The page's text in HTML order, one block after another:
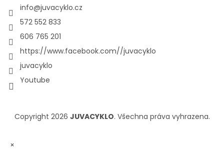
info@juvacyklo.cz
572 552 833
606 765 201
https://www.facebook.com//juvacyklo
juvacyklo
Youtube
Copyright 2026 JUVACYKLO. Všechna práva vyhrazena.
×